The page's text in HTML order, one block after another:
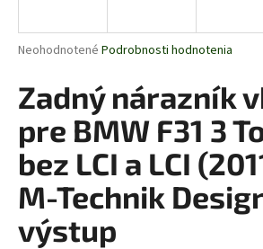
Priemerné
produktu
je
5
hviezdičiek.
Neohodnotené Podrobnosti hodnotenia
Zadný nárazník
pre BMW F31 3
bez LCI a LCI
M-Technik
výstup
j
ť
?
HĽADAŤ